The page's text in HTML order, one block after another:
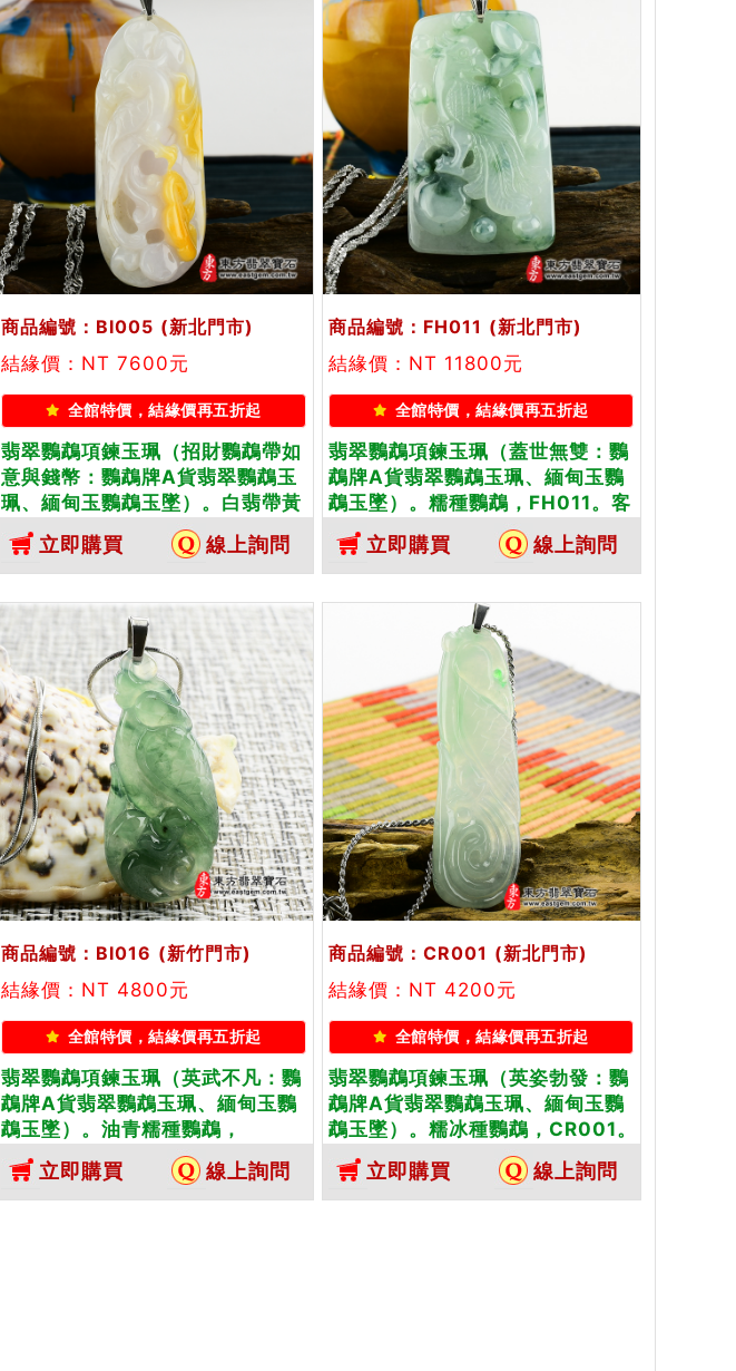
商品編號：BI005 (新北門市)
結緣價：NT 7600元
全館特價，結緣價再五折起
翡翠鸚鵡項鍊玉珮（招財鸚鵡帶如
意與錢幣：鸚鵡牌A貨翡翠鸚鵡玉
珮、緬甸玉鸚鵡玉墜）。白翡帶黃
翡翠鸚鵡，BI005。客製化訂做各
種翡翠鸚鵡吊墜玉珮項鍊。★附A
貨翡翠雙證書
立即購買 線上詢問
商品編號：FH011 (新北門市)
結緣價：NT 11800元
全館特價，結緣價再五折起
翡翠鸚鵡項鍊玉珮（蓋世無雙：鸚
鵡牌A貨翡翠鸚鵡玉珮、緬甸玉鸚
鵡玉墜）。糯種鸚鵡，FH011。客
製化訂做各種翡翠鸚鵡吊墜玉珮項
鍊。★附A貨翡翠雙證書
立即購買 線上詢問
商品編號：BI016 (新竹門市)
結緣價：NT 4800元
全館特價，結緣價再五折起
翡翠鸚鵡項鍊玉珮（英武不凡：鸚
鵡牌A貨翡翠鸚鵡玉珮、緬甸玉鸚
鵡玉墜）。油青糯種鸚鵡，
BI016。客製化訂做各種翡翠鸚鵡
吊墜玉珮項鍊。★附A貨翡翠雙證
書
立即購買 線上詢問
商品編號：CR001 (新北門市)
結緣價：NT 4200元
全館特價，結緣價再五折起
翡翠鸚鵡項鍊玉珮（英姿勃發：鸚
鵡牌A貨翡翠鸚鵡玉珮、緬甸玉鸚
鵡玉墜）。糯冰種鸚鵡，CR001。
客製化訂做各種翡翠鸚鵡吊墜玉珮
項鍊。★附A貨翡翠雙證書
立即購買 線上詢問